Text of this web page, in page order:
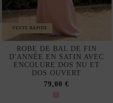
VENTE RAPIDE
ROBE DE BAL DE FIN
D'ANNÉE EN SATIN AVEC
ENCOLURE DOS NU ET
DOS OUVERT
79,00 €